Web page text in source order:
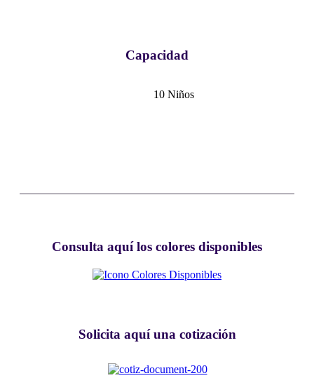
Capacidad
10 Niños
Consulta aquí los colores disponibles
Solicita aquí una cotización